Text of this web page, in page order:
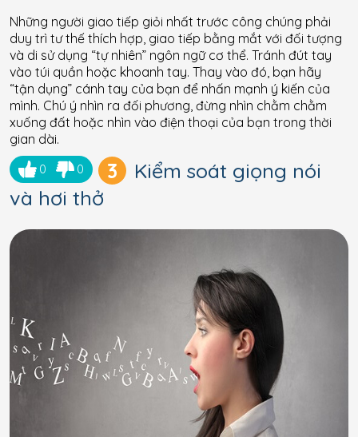
Những người giao tiếp giỏi nhất trước công chúng phải
duy trì tư thế thích hợp, giao tiếp bằng mắt với đối tượng
và di sử dụng “tự nhiên” ngôn ngữ cơ thể. Tránh đút tay
vào túi quần hoặc khoanh tay. Thay vào đó, bạn hãy
“tận dụng” cánh tay của bạn để nhấn mạnh ý kiến ​​của
mình. Chú ý nhìn ra đối phương, đừng nhìn chằm chằm
xuống đất hoặc nhìn vào điện thoại của bạn trong thời
gian dài.
0 0 3
Kiểm soát giọng nói
và hơi thở